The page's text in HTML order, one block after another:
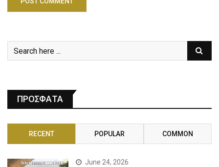
ΠΡΟΣΦΑΤΑ
RECENT POPULAR COMMON
June 24, 2026